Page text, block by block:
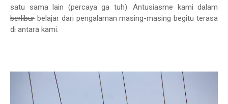
satu sama lain (percaya ga tuh). Antusiasme kami dalam
berlibur belajar dari pengalaman masing-masing begitu terasa
di antara kami.